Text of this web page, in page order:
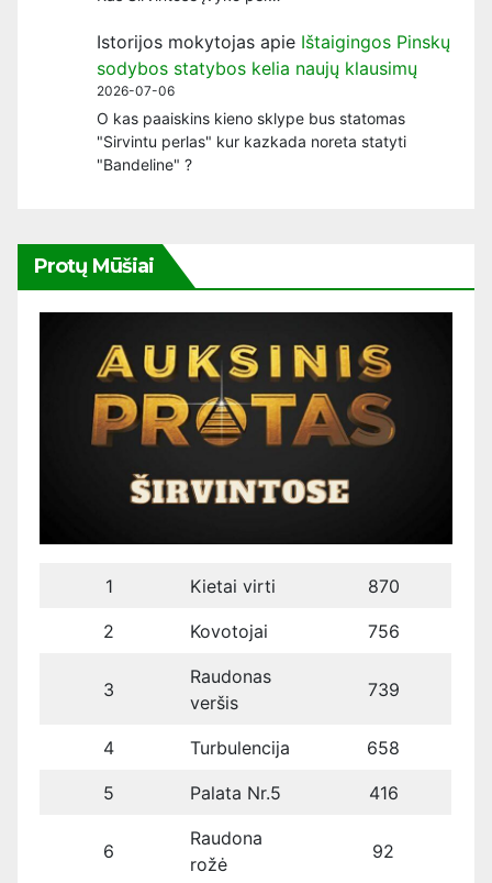
Istorijos mokytojas apie Ištaigingos Pinskų
sodybos statybos kelia naujų klausimų
2026-07-06
O kas paaiskins kieno sklype bus statomas
"Sirvintu perlas" kur kazkada noreta statyti
"Bandeline" ?
Protų Mūšiai
1 Kietai virti 870
2 Kovotojai 756
3
Raudonas
veršis
739
4 Turbulencija 658
5 Palata Nr.5 416
6
Raudona
rožė
92